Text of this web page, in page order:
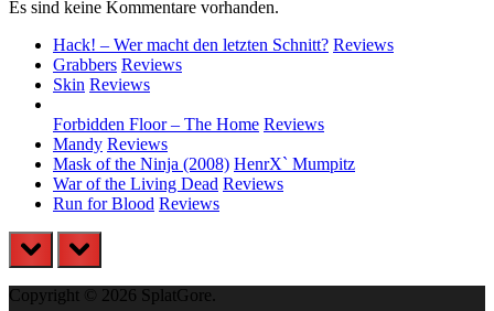
Es sind keine Kommentare vorhanden.
Hack! – Wer macht den letzten Schnitt? Reviews
Grabbers Reviews
Skin Reviews
Forbidden Floor – The Home Reviews
Mandy Reviews
Mask of the Ninja (2008) HenrX` Mumpitz
War of the Living Dead Reviews
Run for Blood Reviews
prev next
Copyright © 2026 SplatGore.